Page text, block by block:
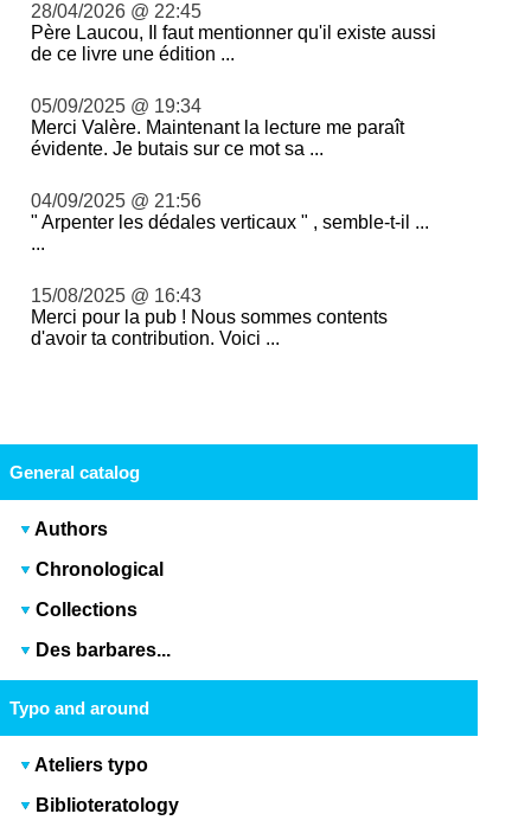
28/04/2026 @ 22:45
Père Laucou, Il faut mentionner qu'il existe aussi
de ce livre une édition ...
05/09/2025 @ 19:34
Merci Valère. Maintenant la lecture me paraît
évidente. Je butais sur ce mot sa ...
04/09/2025 @ 21:56
" Arpenter les dédales verticaux " , semble-t-il ...
...
15/08/2025 @ 16:43
Merci pour la pub ! Nous sommes contents
d'avoir ta contribution. Voici ...
General catalog
Authors
Chronological
Collections
Des barbares...
Typo and around
Ateliers typo
Biblioteratology